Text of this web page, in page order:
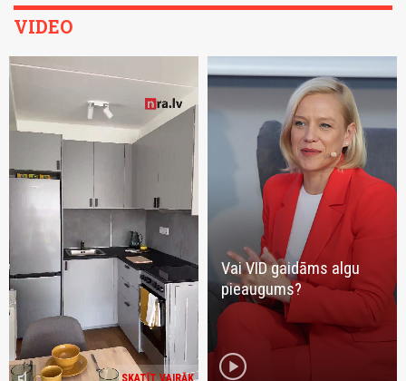
VIDEO
SKATĪT VAIRĀK
Vai VID gaidāms algu
pieaugums?
play_circle